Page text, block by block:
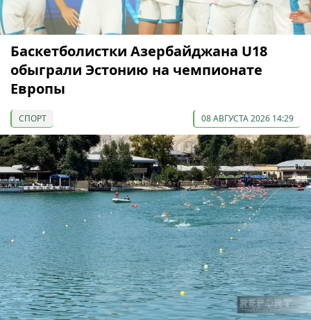
Баскетболистки Азербайджана U18
обыграли Эстонию на чемпионате
Европы
СПОРТ 08 АВГУСТА 2026 14:29